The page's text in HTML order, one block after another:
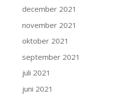
december 2021
november 2021
oktober 2021
september 2021
juli 2021
juni 2021